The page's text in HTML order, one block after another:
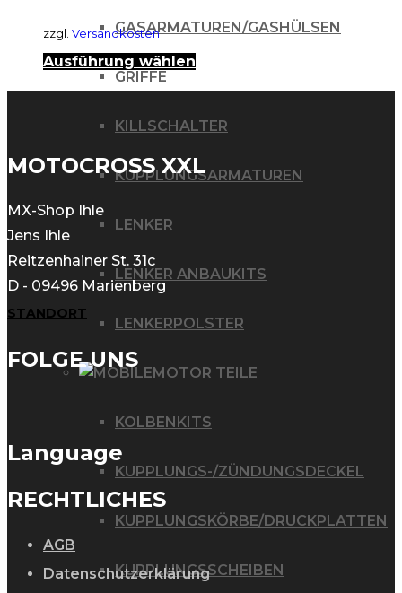
GASARMATUREN/GASHÜLSEN
GRIFFE
KILLSCHALTER
KUPPLUNGSARMATUREN
LENKER
LENKER ANBAUKITS
LENKERPOLSTER
MOTOR TEILE
KOLBENKITS
KUPPLUNGS-/ZÜNDUNGSDECKEL
KUPPLUNGSKÖRBE/DRUCKPLATTEN
KUPPLUNGSSCHEIBEN
zzgl. Versandkosten
Ausführung wählen
Produkt
weist
Varianten
auf
Produktseite
werden
MOTOCROSS XXL
MX-Shop Ihle
Jens Ihle
Reitzenhainer St. 31c
D - 09496 Marienberg
STANDORT
FOLGE UNS
Language
RECHTLICHES
AGB
Datenschutzerklärung